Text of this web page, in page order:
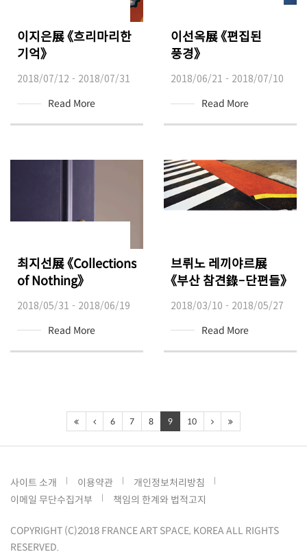
이지은展 《흐리마리한
기억》
2018/07/12 - 2018/07/31
Read More
이선옥展 《편집된
풍경》
2018/06/21 - 2018/07/10
Read More
최지선展 《Collections
of Nothing》
2018/05/31 - 2018/06/19
Read More
브뤼노 레끼야르展
《부산 참견錄–단편들》
2018/03/10 - 2018/05/27
Read More
6 7 8 9 10
사이트 소개 이용약관
개인정보처리방침
이메일 무단수집거부
책임의 한계와 법적고지
COPYRIGHT (C)2018 FRANCE ART SPACE, KOREA ALL RIGHTS
RESERVED.